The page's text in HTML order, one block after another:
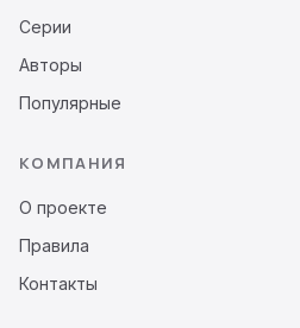
Серии
Авторы
Популярные
КОМПАНИЯ
О проекте
Правила
Контакты